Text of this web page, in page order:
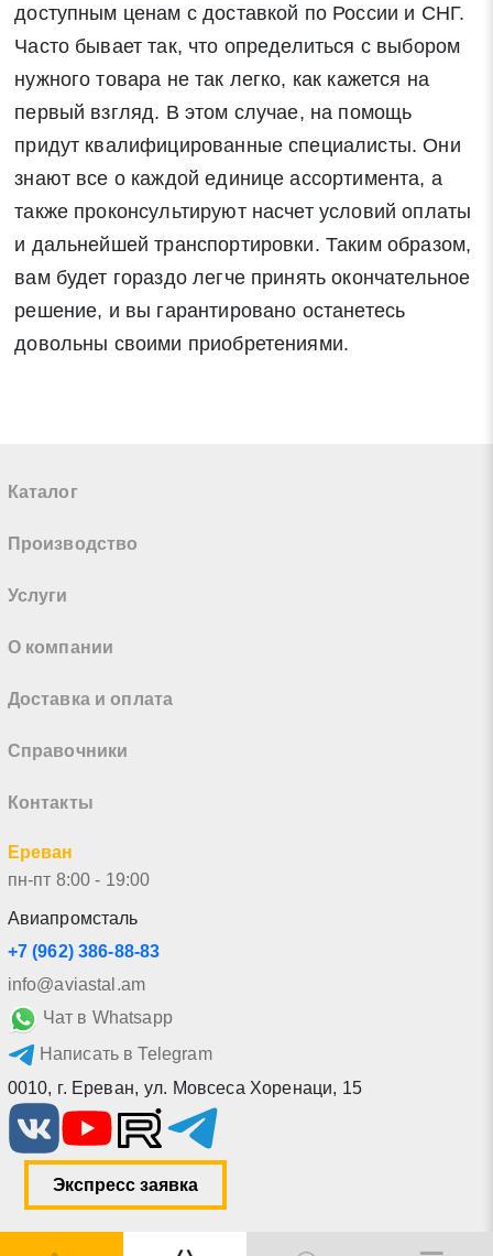
доступным ценам с доставкой по России и СНГ.
Часто бывает так, что определиться с выбором
нужного товара не так легко, как кажется на
первый взгляд. В этом случае, на помощь
придут квалифицированные специалисты. Они
знают все о каждой единице ассортимента, а
также проконсультируют насчет условий оплаты
и дальнейшей транспортировки. Таким образом,
вам будет гораздо легче принять окончательное
решение, и вы гарантировано останетесь
довольны своими приобретениями.
Каталог
Производство
Услуги
О компании
Доставка и оплата
Справочники
Контакты
Ереван
пн-пт 8:00 - 19:00
Авиапромсталь
+7 (962) 386-88-83
info@aviastal.am
Чат в Whatsapp
Написать в Telegram
0010, г. Ереван, ул. Мовсеса Хоренаци, 15
Экспресс заявка